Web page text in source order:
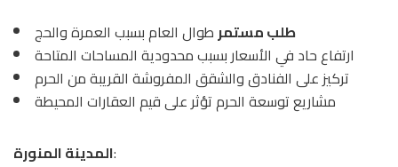
طلب مستمر طوال العام بسبب العمرة والحج
ارتفاع حاد في الأسعار بسبب محدودية المساحات المتاحة
تركيز على الفنادق والشقق المفروشة القريبة من الحرم
مشاريع توسعة الحرم تؤثر على قيم العقارات المحيطة
المدينة المنورة: